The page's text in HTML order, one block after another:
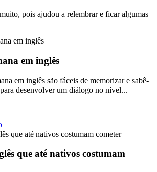
pois ajudou a relembrar e ficar algumas
em inglês
em inglês são fáceis de memorizar e sabê-
desenvolver um diálogo no nível...
que até nativos costumam